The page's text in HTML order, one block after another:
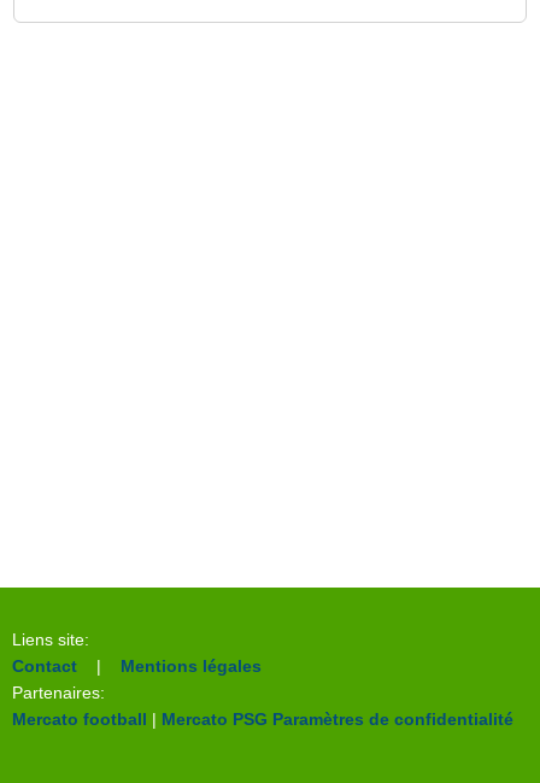
Liens site:
Contact | Mentions légales
Partenaires:
Mercato football | Mercato PSG Paramètres de confidentialité